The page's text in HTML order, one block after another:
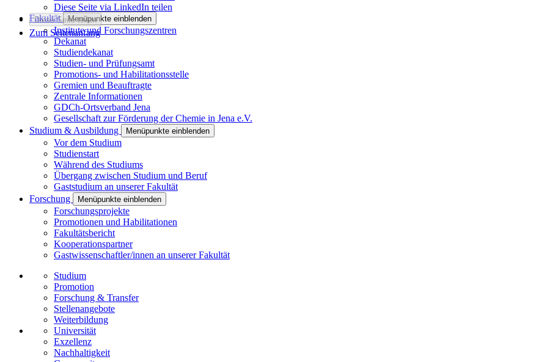
Diese Seite via LinkedIn teilen
Diese Seite teilen
Zum Seitenanfang
Fakultät Menüpunkte einblenden
Institute und Forschungszentren
Dekanat
Studiendekanat
Studien- und Prüfungsamt
Promotions- und Habilitationsstelle
Gremien und Beauftragte
Zentrale Informationen
GDCh-Ortsverband Jena
Gesellschaft zur Förderung der Chemie in Jena e.V.
Studium & Ausbildung
Menüpunkte einblenden
Vor dem Studium
Studienstart
Während des Studiums
Übergang zwischen Studium und Beruf
Gaststudium an unserer Fakultät
Forschung
Menüpunkte einblenden
Forschungsprojekte
Promotionen und Habilitationen
Fakultätsbericht
Kooperationspartner
Gastwissenschaftler/innen an unserer Fakultät
Studium
Promotion
Forschung & Transfer
Stellenangebote
Weiterbildung
Universität
Exzellenz
Nachhaltigkeit